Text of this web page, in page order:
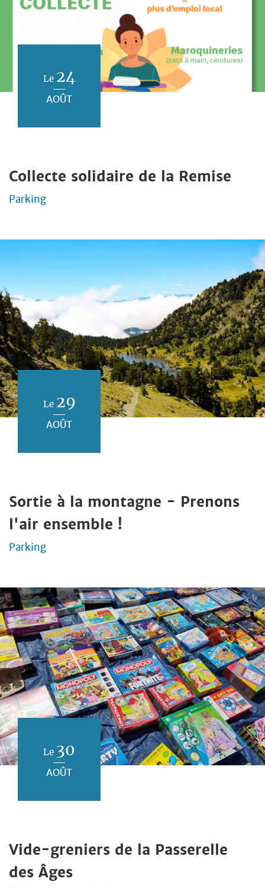
Le 24
AOÛT
Collecte solidaire de la Remise
Parking
Le 29
AOÛT
Sortie à la montagne - Prenons
l'air ensemble !
Parking
Le 30
AOÛT
Vide-greniers de la Passerelle
des Âges